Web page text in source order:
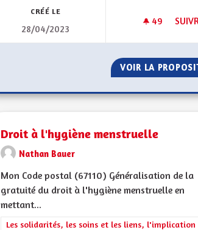
CRÉÉ LE
28/04/2023
49 49
VOIR LA
Droit à l'hygiène menstruelle
Nathan Bauer
Mon Code postal (67110) Généralisation de la
gratuité du droit à l'hygiène menstruelle en
mettant...
Filtrer les résultats de la catégorie : Les
Les solidarités, les soins et les liens, l'implication